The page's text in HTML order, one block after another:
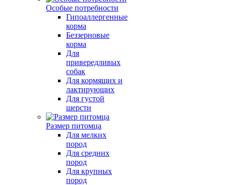
Особые потребности
Гипоаллергенные
корма
Беззерновые
корма
Для
привередливых
собак
Для кормящих и
лактирующих
Для густой
шерсти
Размер питомца
Для мелких
пород
Для средних
пород
Для крупных
пород